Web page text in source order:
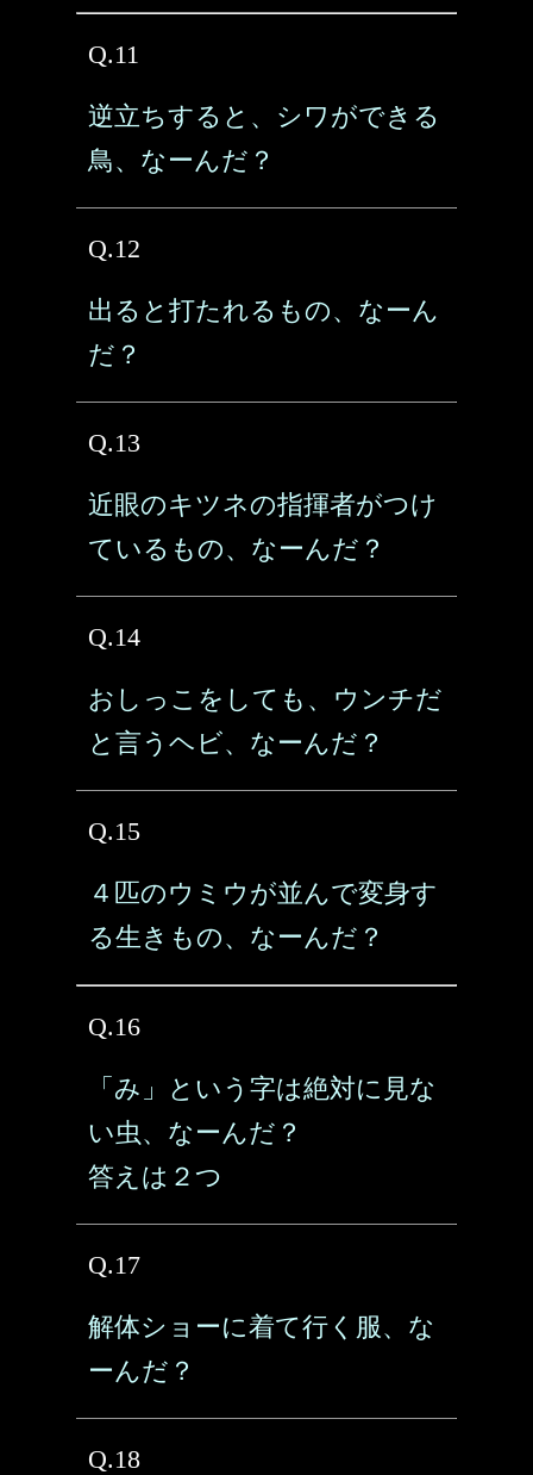
Q.11
逆立ちすると、シワができる
鳥、なーんだ？
Q.12
出ると打たれるもの、なーん
だ？
Q.13
近眼のキツネの指揮者がつけ
ているもの、なーんだ？
Q.14
おしっこをしても、ウンチだ
と言うヘビ、なーんだ？
Q.15
４匹のウミウが並んで変身す
る生きもの、なーんだ？
Q.16
「み」という字は絶対に見な
い虫、なーんだ？
答えは２つ
Q.17
解体ショーに着て行く服、な
ーんだ？
Q.18